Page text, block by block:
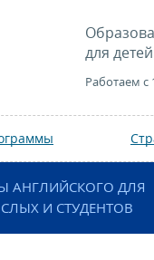
для
Работаем с
АНГЛИЙСКОГО ДЛЯ
И СТУДЕНТОВ